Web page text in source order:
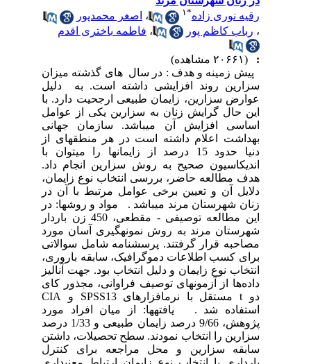
رقیه نوری زاده* ۱ ،اصغر محمدپور
رباب کاظم پور ،فاطمه باختری اقدم
پیش زمینه و هدف : در سال ­ های گذشته میزان
سزارین روند افزایشی داشته است. به ­ دلیل
عوارض سزارین، زایمان طبیعی ارجحیت دارد. با
این حال گرایش زنان به سزارین یکی از عوامل
اساسی افزایش آن می­باشد. سازمان جهانی
بهداشت اعلام داشته است در هر منطقه­ای از
دنیا حدود 15 درصد از زایمان­ها را می­توان با
اندیکاسیون صحیح به روش سزارین انجام داد.
هدف مطالعه حاضر، بررسی انتخاب نوع زایمان،
دلایل آن و تعیین برخی عوامل مرتبط با آن در
زنان شهرستان مرند می­باشد . مواد و روش­ها: در
این مطالعه توصیفی - مقطعی، 450 زن باردار
شهرستان مرند به روش نمونه­گیری آسان مورد
مصاحبه قرار گرفتند. پرسش­نامه شامل سوالاتی
برای کسب اطلاعات دموگرافیک، سابقه باروری،
انتخاب نوع زایمان و دلیل انتخاب بود. جهت آنالیز
داده‌ها از آزمون­های توصیف فراوانی، مجذور کای
دو t مستقل با نرم­افزارهای SPSS13 و CIA
استفاده شد . یافته­ها: از میان افراد مورد
پژوهش، 9/66 درصد زایمان طبیعی و 1/33 درصد
سزارین را انتخاب نمودند. سطح تحصیلات، داشتن
سابقه سزارین و محل مراجعه برای کنترل